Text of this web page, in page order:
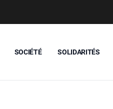
SOCIÉTÉ SOLIDARITÉS